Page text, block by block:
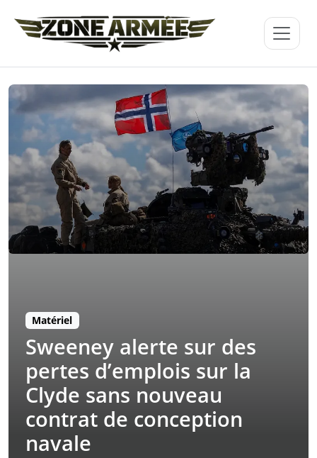
Matériel
Sweeney alerte sur des
pertes d’emplois sur la
Clyde sans nouveau
contrat de conception
navale